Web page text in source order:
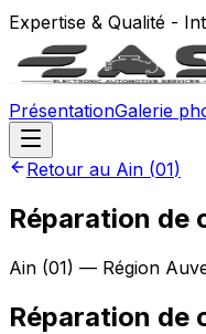
Expertise & Qualité -
PrésentationGalerie
Retour au Ain (01)
Réparation de
Ain (01) — Région
Réparation de